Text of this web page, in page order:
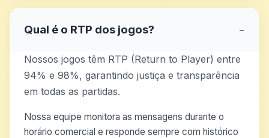
Qual é o RTP dos jogos? −
Nossos jogos têm RTP (Return to Player) entre
94% e 98%, garantindo justiça e transparência
em todas as partidas.
Nossa equipe monitora as mensagens durante o
horário comercial e responde sempre com histórico